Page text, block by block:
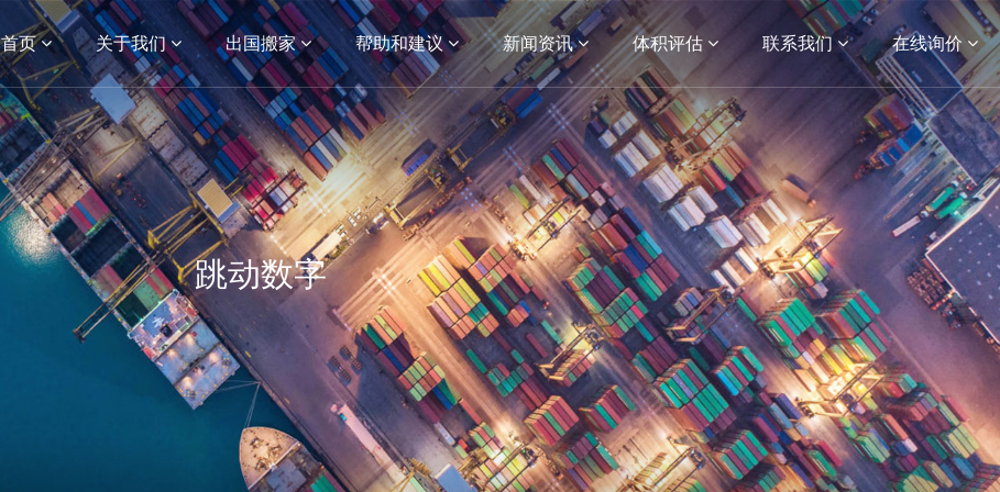
首页 关于我们 出国搬家 帮助和建议 新闻资讯 体积评估 联系我们 在线询价
跳动数字